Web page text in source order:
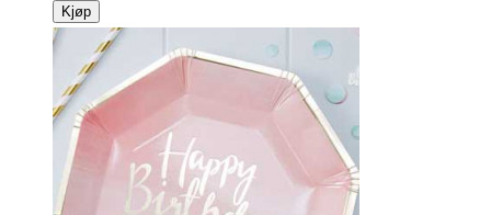
Kjøp